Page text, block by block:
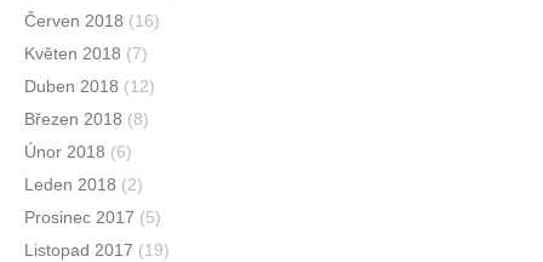
Červen 2018 (16)
Květen 2018 (7)
Duben 2018 (12)
Březen 2018 (8)
Únor 2018 (6)
Leden 2018 (2)
Prosinec 2017 (5)
Listopad 2017 (19)